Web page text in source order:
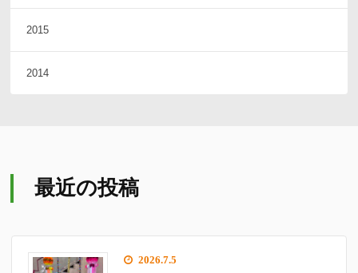
2015
2014
最近の投稿
2026.7.5